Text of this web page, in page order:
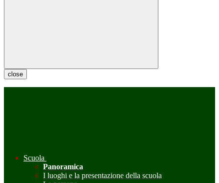
close
Scuola
Panoramica
I luoghi e la presentazione della scuola